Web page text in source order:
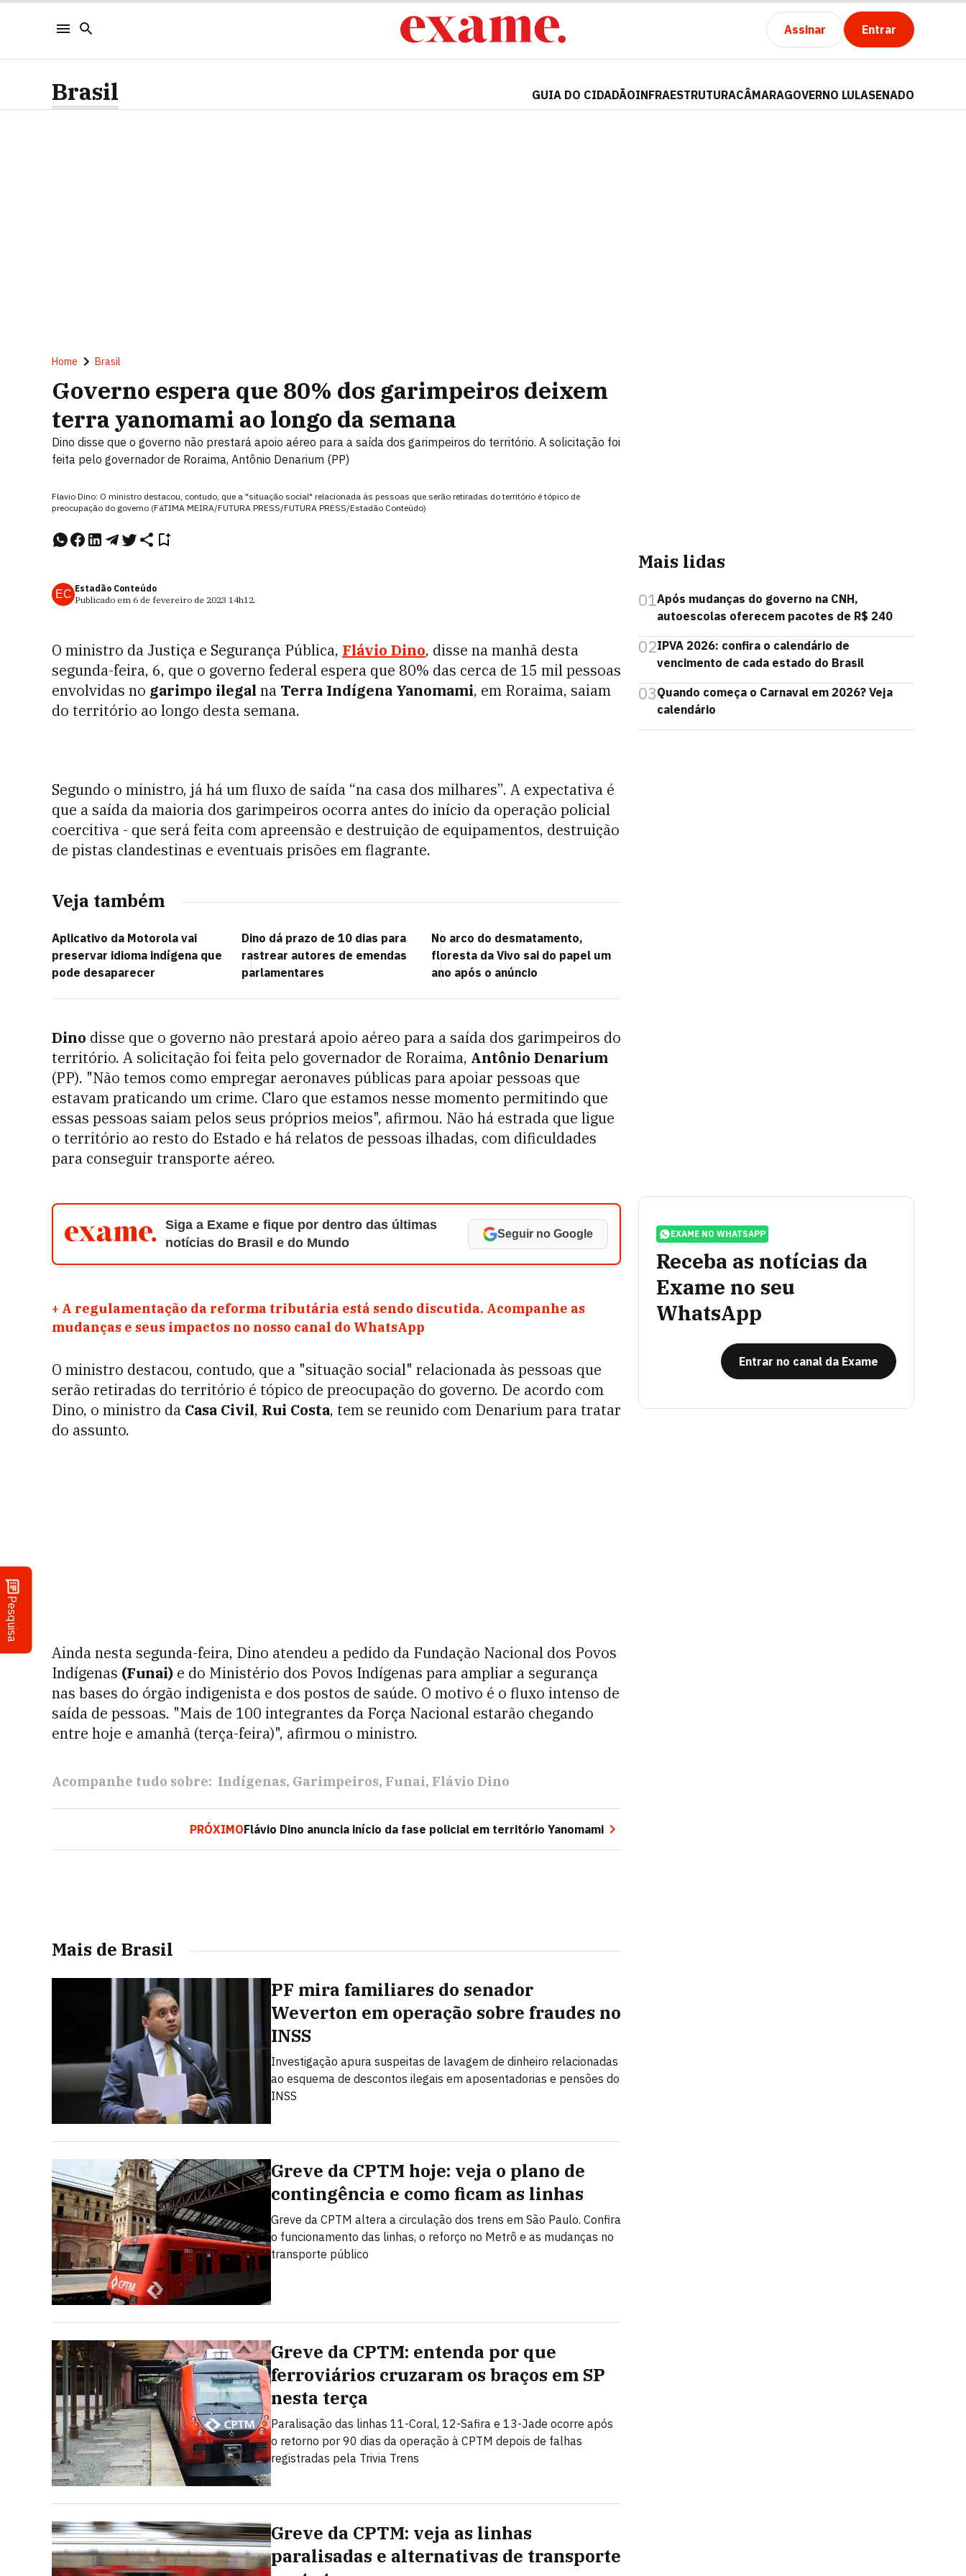
Assinar Entrar
Pesquisa
Brasil GUIA DO CIDADÃOINFRAESTRUTURACÂMARAGOVERNO LULASENADO
Home Brasil
Governo espera que 80% dos garimpeiros deixem
terra yanomami ao longo da semana
Dino disse que o governo não prestará apoio aéreo para a saída dos garimpeiros do território. A solicitação foi
feita pelo governador de Roraima, Antônio Denarium (PP)
Flavio Dino: O ministro destacou, contudo, que a "situação social" relacionada às pessoas que serão retiradas do território é tópico de
preocupação do governo (FáTIMA MEIRA/FUTURA PRESS/FUTURA PRESS/Estadão Conteúdo)
EC Estadão Conteúdo
Publicado em 6 de fevereiro de 2023 14h12.
O ministro da Justiça e Segurança Pública, Flávio Dino, disse na manhã desta
segunda-feira, 6, que o governo federal espera que 80% das cerca de 15 mil pessoas
envolvidas no garimpo ilegal na Terra Indígena Yanomami, em Roraima, saiam
do território ao longo desta semana.
Segundo o ministro, já há um fluxo de saída “na casa dos milhares”. A expectativa é
que a saída da maioria dos garimpeiros ocorra antes do início da operação policial
coercitiva - que será feita com apreensão e destruição de equipamentos, destruição
de pistas clandestinas e eventuais prisões em flagrante.
Veja também
Aplicativo da Motorola vai
preservar idioma indígena que
pode desaparecer
Dino dá prazo de 10 dias para
rastrear autores de emendas
parlamentares
No arco do desmatamento,
floresta da Vivo sai do papel um
ano após o anúncio
Dino disse que o governo não prestará apoio aéreo para a saída dos garimpeiros do
território. A solicitação foi feita pelo governador de Roraima, Antônio Denarium
(PP). "Não temos como empregar aeronaves públicas para apoiar pessoas que
estavam praticando um crime. Claro que estamos nesse momento permitindo que
essas pessoas saiam pelos seus próprios meios", afirmou. Não há estrada que ligue
o território ao resto do Estado e há relatos de pessoas ilhadas, com dificuldades
para conseguir transporte aéreo.
Siga a Exame e fique por dentro das últimas
notícias do Brasil e do Mundo
Seguir no Google
+ A regulamentação da reforma tributária está sendo discutida. Acompanhe as
mudanças e seus impactos no nosso canal do WhatsApp
O ministro destacou, contudo, que a "situação social" relacionada às pessoas que
serão retiradas do território é tópico de preocupação do governo. De acordo com
Dino, o ministro da Casa Civil, Rui Costa, tem se reunido com Denarium para tratar
do assunto.
Ainda nesta segunda-feira, Dino atendeu a pedido da Fundação Nacional dos Povos
Indígenas (Funai) e do Ministério dos Povos Indígenas para ampliar a segurança
nas bases do órgão indigenista e dos postos de saúde. O motivo é o fluxo intenso de
saída de pessoas. "Mais de 100 integrantes da Força Nacional estarão chegando
entre hoje e amanhã (terça-feira)", afirmou o ministro.
Acompanhe tudo sobre: Indígenas Garimpeiros Funai Flávio Dino
PRÓXIMOFlávio Dino anuncia início da fase policial em território Yanomami
Mais de Brasil
PF mira familiares do senador
Weverton em operação sobre fraudes no
INSS
Investigação apura suspeitas de lavagem de dinheiro relacionadas
ao esquema de descontos ilegais em aposentadorias e pensões do
INSS
Greve da CPTM hoje: veja o plano de
contingência e como ficam as linhas
Greve da CPTM altera a circulação dos trens em São Paulo. Confira
o funcionamento das linhas, o reforço no Metrô e as mudanças no
transporte público
Greve da CPTM: entenda por que
ferroviários cruzaram os braços em SP
nesta terça
Paralisação das linhas 11-Coral, 12-Safira e 13-Jade ocorre após
o retorno por 90 dias da operação à CPTM depois de falhas
registradas pela Trivia Trens
Greve da CPTM: veja as linhas
paralisadas e alternativas de transporte
Mais lidas
01Após mudanças do governo na CNH,
autoescolas oferecem pacotes de R$ 240
02IPVA 2026: confira o calendário de
vencimento de cada estado do Brasil
03Quando começa o Carnaval em 2026? Veja
calendário
EXAME NO WHATSAPP
Receba as notícias da
Exame no seu
WhatsApp
Entrar no canal da Exame